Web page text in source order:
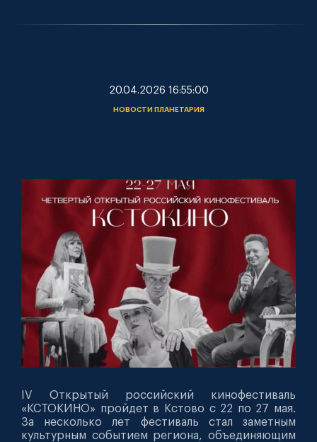
20.04.2026 16:55:00
НОВОСТИ ПЛАНЕТАРИЯ
IV Открытый российский кинофестиваль
«КСТОКИНО» пройдет в Кстово с 22 по 27 мая.
За несколько лет фестиваль стал заметным
культурным событием региона, объединяющим